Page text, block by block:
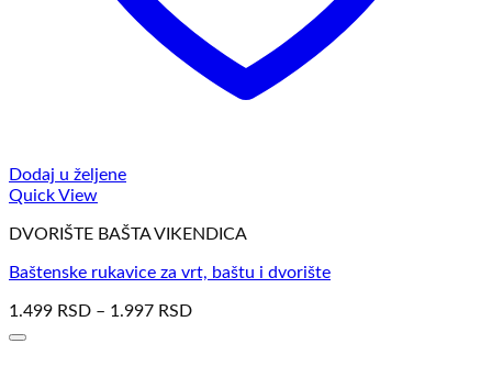
Dodaj u željene
Quick View
DVORIŠTE BAŠTA VIKENDICA
Baštenske rukavice za vrt, baštu i dvorište
1.499 RSD – 1.997 RSD